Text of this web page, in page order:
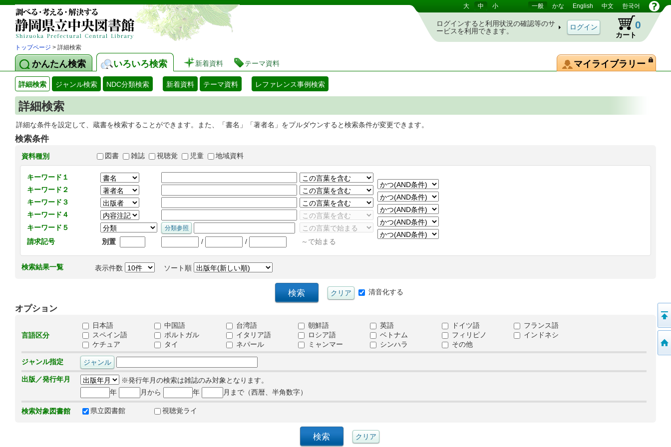
静岡県立図書館 蔵書検索・予約システム 大 中 小 一般 かな English 中文 한국어
ログインすると利用状況の確認等のサ
ービスを利用できます。
カート
0
トップページ > 詳細検索
かんたん検索 いろいろ検索 新着資料 テーマ資料 マイライブラリー
詳細検索 ジャンル検索 NDC分類検索 新着資料 テーマ資料 レファレンス事例検索
詳細検索
詳細な条件を設定して、蔵書を検索することができます。また、「書名」「著者名」をプルダウンすると検索条件が変更できます。
検索条件
資料種別 図書 雑誌 視聴覚 児童 地域資料
キーワード１
キーワード２
キーワード３
キーワード４
キーワード５
請求記号
別置 / / ～で始まる
検索結果一覧 表示件数 ソート順
清音化する
オプション
言語区分
日本語 中国語 台湾語 朝鮮語 英語 ドイツ語
フランス語
スペイン語
ポルトガル イタリア語 ロシア語 ベトナム フィリピノ
インドネシ
ケチュア
タイ ネパール ミャンマー シンハラ その他
ジャンル指定
出版／発行年月
※発行年月の検索は雑誌のみ対象となります。
年
月から 年 月まで（西暦、半角数字）
検索対象図書館 県立図書館 視聴覚ライ